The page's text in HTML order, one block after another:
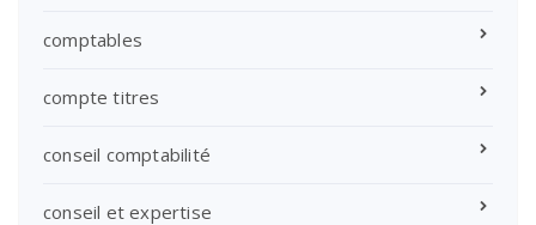
comptables
compte titres
conseil comptabilité
conseil et expertise